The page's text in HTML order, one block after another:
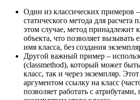
Один из классических примеров
статического метода для
этом случае, метод принадлежит
объекта, что позволяет вызывать
имя класса, без создания
Другой важный пример –
(classmethod), который может
класс, так и через экземпляр.
аргументом ссылку на класс
позволяет работать с